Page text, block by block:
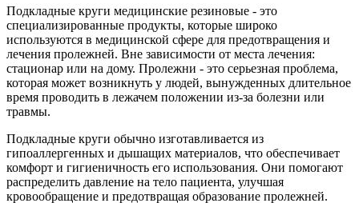
Подкладные круги медицинские резиновые - это
специализированные продукты, которые широко
используются в медицинской сфере для предотвращения и
лечения пролежней. Вне зависимости от места лечения:
стационар или на дому. Пролежни - это серьезная проблема,
которая может возникнуть у людей, вынужденных длительное
время проводить в лежачем положении из-за болезни или
травмы.
Подкладные круги обычно изготавливается из
гипоаллергенных и дышащих материалов, что обеспечивает
комфорт и гигиеничность его использования. Они помогают
распределить давление на тело пациента, улучшая
кровообращение и предотвращая образование пролежней.